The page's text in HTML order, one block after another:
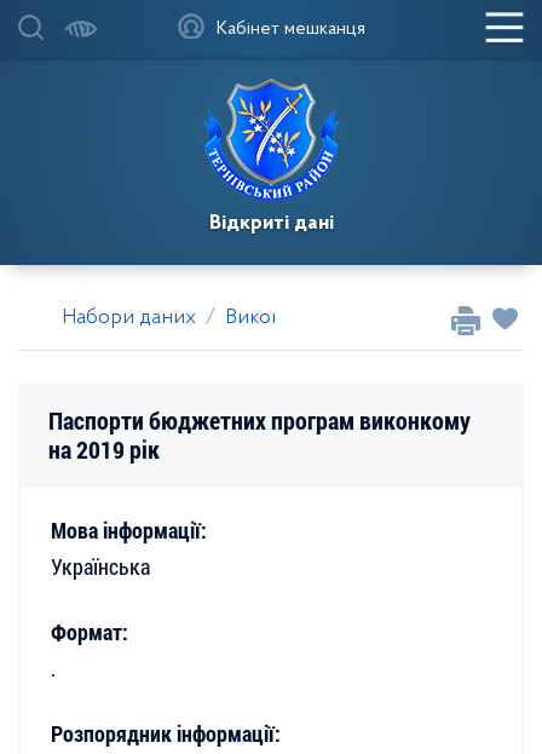
Відкриті дані
Кабінет мешканця
Набори даних Виконавчий комітет Тернівської
Паспорти бюджетних програм виконкому
на 2019 рік
Мова інформації:
Українська
Формат:
.
Розпорядник інформації: